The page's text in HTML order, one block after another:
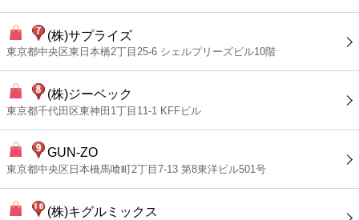
(株)サプライズ
東京都中央区東日本橋2丁目25-6 シェルプリーズビル10階
(株)ジーベック
東京都千代田区東神田1丁目11-1 KFFビル
GUN‐ZO
東京都中央区日本橋馬喰町2丁目7-13 第8東洋ビル501号
(株)キグルミックス